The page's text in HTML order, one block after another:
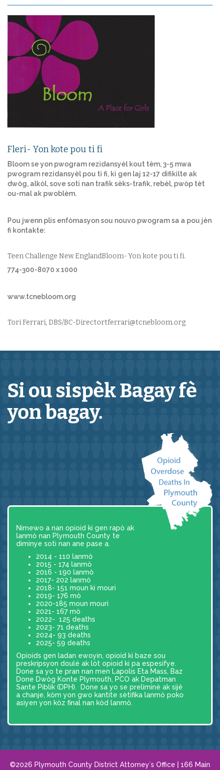
Fleri- Yon kote pou ti fi
Bloom se yon pwogram rezidansyèl kout tèm, 3-5 mwa
pwogram rezidansyèl pou ti fi, ki gen laj 12-17 difikilte ak
dwòg, alkòl, sove soti nan trafik sèks-trafik, rebèl, pwòp tèt
ou-mal ak pwoblèm.
Pou jwenn plis enfòmasyon sou nouvo pwogram sa a pou jèn
fi kontakte:
Teen Challenge New EnglandBloom- Yon kote pou ti fi.
774-300-8070 x 1000
www.tcnebloom.org
Tori Ferrari, DBS/BC-Directortferrari@tcnebloom.org
Si ou sispèkBagayfè
yon bagay.
Nimewo a nan opioid ki gen rapò ak
lanmò nan Plymouth County te
diminye soti nan ane pase a.
2014 - 110 lanmò
2015 - 174 lanmò
2016 - 190 lanmò
2017- 202 lanmò
2018- 151 moun ki mouri
2019- 176 mò
2020-185 moun mouri
2021- 167 mò
2022- 125 deaths
2023- 71 deaths
2024- 93 deaths
2025- 59 deaths
Opioids gen ladan ewoyin, opioid ki baze sou
preskripsyon doulè ak lòt opioid ki pa espesifye.
Done sa yo te pran nan men Lapolis Eta Mass, Baz
Done Dwòg Konte Plymouth, PCO ak Depatman
Sante Piblik (DPH). Done sa yo se preliminè ak sijè
a chanje, kòm yon gwo kantite sètifika lanmò poko
asiyen yon kòz final nan kòd lanmò.
©2026 Plymouth County District Attorney´s Office | 166 Main